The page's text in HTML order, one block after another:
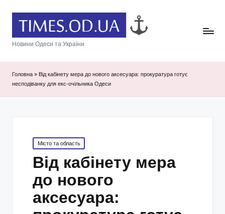
Новини Одеси та України
Головна » Від кабінету мера до нового аксесуара: прокуратура готує
несподіванку для екс-очільника Одеси
Posted
in
Місто та область
Від кабінету мера
до нового
аксесуара: